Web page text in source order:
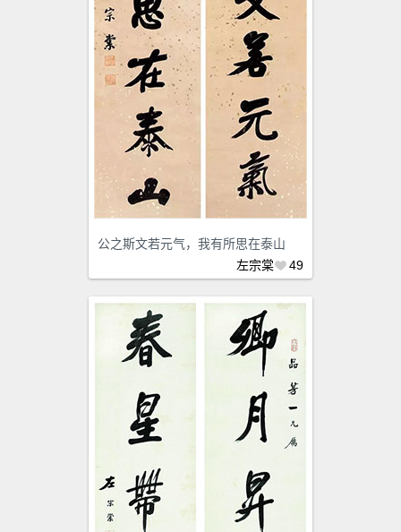
公之斯文若元气，我有所思在泰山
左宗棠
49